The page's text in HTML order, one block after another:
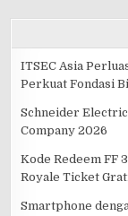
ITSEC Asia
Perkuat Fondasi
Schneider
Company 2026
Kode Redeem FF
Royale Ticket
Smartphone